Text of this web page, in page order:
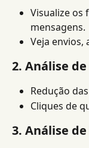
Visualize os
mensagens.
Veja envios,
2. Análise
Redução
Cliques de
3. Análise